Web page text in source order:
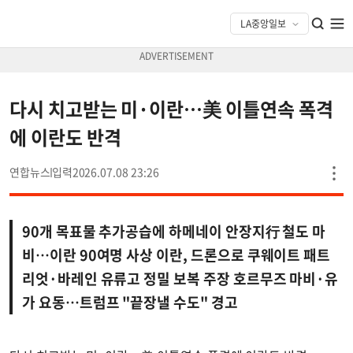
다시 치고받는 미·이란…美 이틀연속 폭격
에 이란도 반격
연합뉴스 2026.07.08 23:26
90개 목표물 추가공습에 하메네이 안장지行 철도 마
비…이란 90여명 사상 이란, 드론으로 쿠웨이트 패트
리엇·바레인 유류고 정밀 보복 주장 호르무즈 마비·유
가 요동…트럼프 "끝장낼 수도" 경고